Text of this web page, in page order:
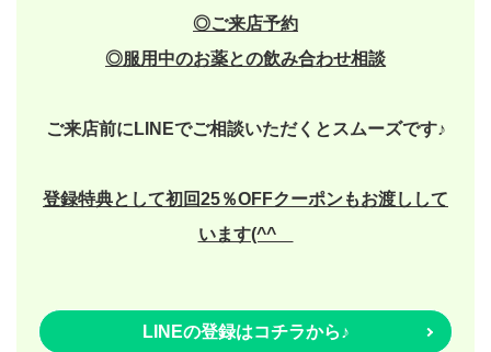
◎ご来店予約
◎服用中のお薬との飲み合わせ相談
ご来店前にLINEでご相談いただくとスムーズです♪
登録特典として初回25％OFFクーポンもお渡しして
います(^^ゞ
LINEの登録はコチラから♪